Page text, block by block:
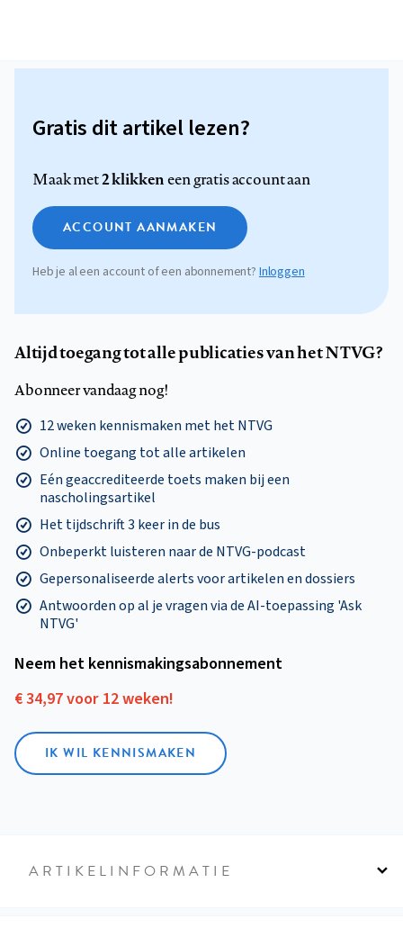
Gratis dit artikel lezen?
Maak met2 klikkeneen gratis account aan
ACCOUNT AANMAKEN
Heb je al een account of een abonnement? Inloggen
Altijd toegang tot alle publicaties van het NTVG?
Abonneer vandaag nog!
12 weken kennismaken met het NTVG
Online toegang tot alle artikelen
Eén geaccrediteerde toets maken bij een
nascholingsartikel
Het tijdschrift 3 keer in de bus
Onbeperkt luisteren naar de NTVG-podcast
Gepersonaliseerde alerts voor artikelen en dossiers
Antwoorden op al je vragen via de AI-toepassing 'Ask
NTVG'
Neem het kennismakings­abonnement
€ 34,97 voor 12 weken!
IK WIL KENNISMAKEN
ARTIKELINFORMATIE